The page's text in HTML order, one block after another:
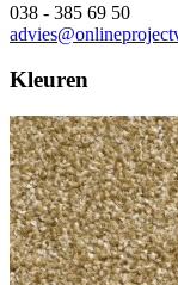
038 - 385 69 50
Kleuren